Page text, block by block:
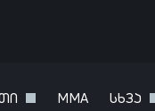
MMA სხვა